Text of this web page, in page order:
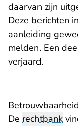
daarvan zijn
Deze berichten
aanleiding
melden. Een
verjaard.
De rechtbank